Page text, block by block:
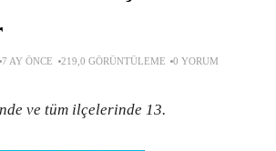
7 AY ÖNCE 219,0 GÖRÜNTÜLEME 0 YORUM
ve tüm ilçelerinde 13.